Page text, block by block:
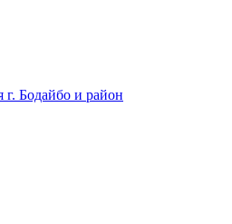
Бодайбо и район